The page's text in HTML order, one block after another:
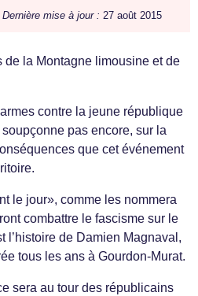
Dernière mise à jour : 27 août 2015
de la Montagne limousine et de
contre la jeune république
pas encore, sur la
que cet événement
le jour», comme les nommera
combattre le fascisme sur le
l’histoire de Damien Magnaval,
tous les ans à Gourdon-Murat.
sera au tour des républicains